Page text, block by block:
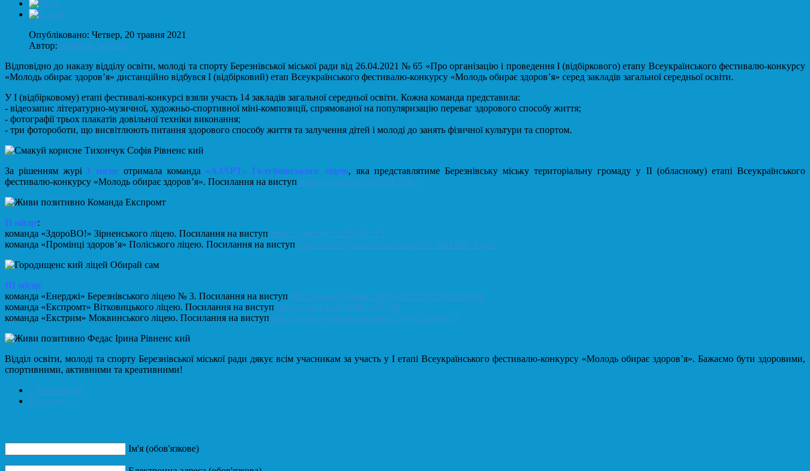
Опубліковано: Четвер, 20 травня 2021
Автор: osvitams_berezne
Відповідно до наказу відділу освіти, молоді та спорту Березнівської міської ради від 26.04.2021 № 65 «Про організацію і проведення І (відбіркового) етапу Всеукраїнського фестивалю-конкурсу
«Молодь обирає здоров’я» дистанційно відбувся І (відбірковий) етап Всеукраїнського фестивалю-конкурсу «Молодь обирає здоров’я» серед закладів загальної середньої освіти.
У І (відбірковому) етапі фестивалі-конкурсі взяли участь 14 закладів загальної середньої освіти. Кожна команда представила:
- відеозапис літературно-музичної, художньо-спортивної міні-композиції, спрямованої на популяризацію переваг здорового способу життя;
- фотографії трьох плакатів довільної техніки виконання;
- три фотороботи, що висвітлюють питання здорового способу життя та залучення дітей і молоді до занять фізичної культури та спортом.
За рішенням журі І місцеотримала команда «АЗАРТ» Голубнівського ліцею, яка представлятиме Березнівську міську територіальну громаду у ІІ (обласному) етапі Всеукраїнського
фестивалю-конкурсу «Молодь обирає здоров’я». Посилання на виступ https://youtu.be/z76UiOFyS4U
ІІ місце:
команда «ЗдороВО!» Зірненського ліцею. Посилання на виступ https://youtu.be/wt2JpcRvvzY
команда «Промінці здоров’я» Поліського ліцею. Посилання на виступ https://www.youtube.com/watch?v=5uH3Ba_Rayw
ІІІ місце
команда «Енерджі» Березнівського ліцею № 3. Посилання на виступ https://www.youtube.com/watch?v=1oWpr3ubtmg
команда «Експромт» Вітковицького ліцею. Посилання на виступ https://youtu.be/hbZMbks55vMї
команда «Екстрим» Моквинського ліцею. Посилання на виступ https://www.youtube.com/watch?v=-x5lswchV-I
Відділ освіти, молоді та спорту Березнівської міської ради дякує всім учасникам за участь у І етапі Всеукраїнського фестивалю-конкурсу «Молодь обирає здоров’я». Бажаємо бути здоровими,
спортивними, активними та креативними!
< Попередня
Наступна >
Ім'я (обов'язкове)